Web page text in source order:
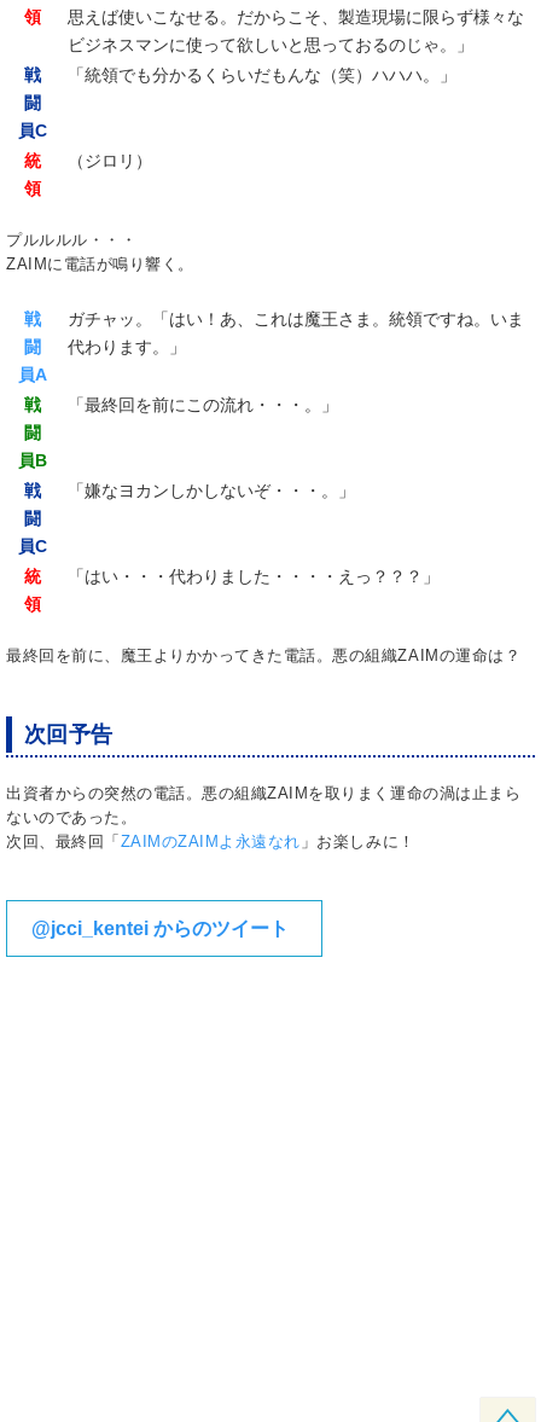
領
思えば使いこなせる。だからこそ、製造現場に限らず様々な
ビジネスマンに使って欲しいと思っておるのじゃ。」
戦
闘
員C
「統領でも分かるくらいだもんな（笑）ハハハ。」
統
領
（ジロリ）
プルルルル・・・
ZAIMに電話が鳴り響く。
戦
闘
員A
ガチャッ。「はい！あ、これは魔王さま。統領ですね。いま
代わります。」
戦
闘
員B
「最終回を前にこの流れ・・・。」
戦
闘
員C
「嫌なヨカンしかしないぞ・・・。」
統
領
「はい・・・代わりました・・・・えっ？？？」
最終回を前に、魔王よりかかってきた電話。悪の組織ZAIMの運命は？
次回予告
出資者からの突然の電話。悪の組織ZAIMを取りまく運命の渦は止まら
ないのであった。
次回、最終回「 ZAIMのZAIMよ永遠なれ 」お楽しみに！
@jcci_kentei からのツイート